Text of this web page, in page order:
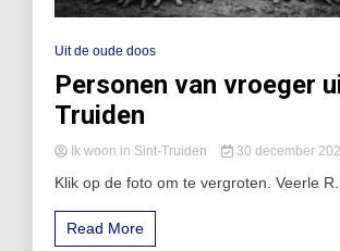
Uit de oude doos
Personen van vroeger
Truiden
Ik woon in Sint-Truiden 30 december
Klik op de foto om te vergroten. Veerle
Read More